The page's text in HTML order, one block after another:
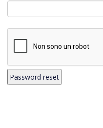
Password reset